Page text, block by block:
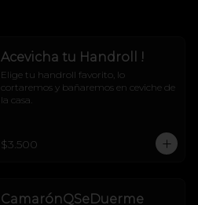
Acevicha tu Handroll !
Elige tu handroll favorito, lo
cortaremos y bañaremos en ceviche de
la casa.
$3.500
CamarónQSeDuerme